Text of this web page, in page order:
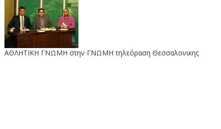
ΑΘΛΗΤΙΚΗ ΓΝΩΜΗ στην ΓΝΩΜΗ τηλεόραση Θεσσαλονικης